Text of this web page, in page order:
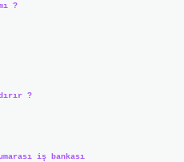
?
?
iş bankası